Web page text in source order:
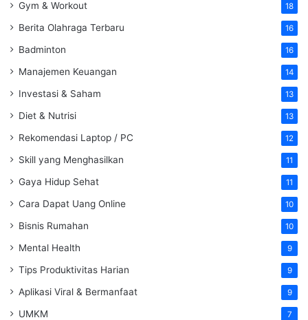
Gym & Workout 18
Berita Olahraga Terbaru 16
Badminton 16
Manajemen Keuangan 14
Investasi & Saham 13
Diet & Nutrisi 13
Rekomendasi Laptop / PC 12
Skill yang Menghasilkan 11
Gaya Hidup Sehat 11
Cara Dapat Uang Online 10
Bisnis Rumahan 10
Mental Health 9
Tips Produktivitas Harian 9
Aplikasi Viral & Bermanfaat 9
UMKM 7